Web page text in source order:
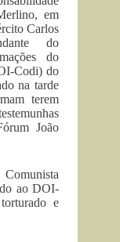
em
Carlos
do
do
Codi) do
na tarde
terem
João
ao DOI-
e